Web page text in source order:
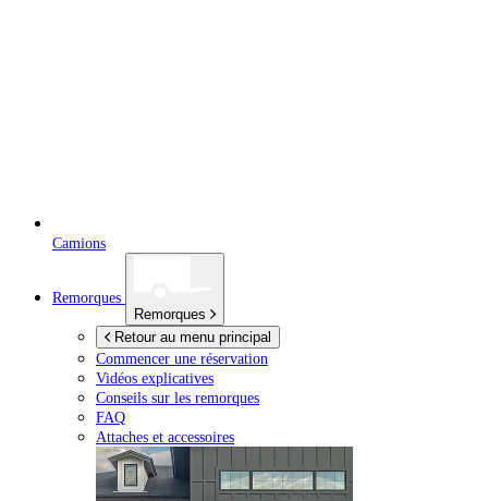
Camions
Remorques
Remorques
Retour au menu principal
Commencer une réservation
Vidéos explicatives
Conseils sur les remorques
FAQ
Attaches et accessoires